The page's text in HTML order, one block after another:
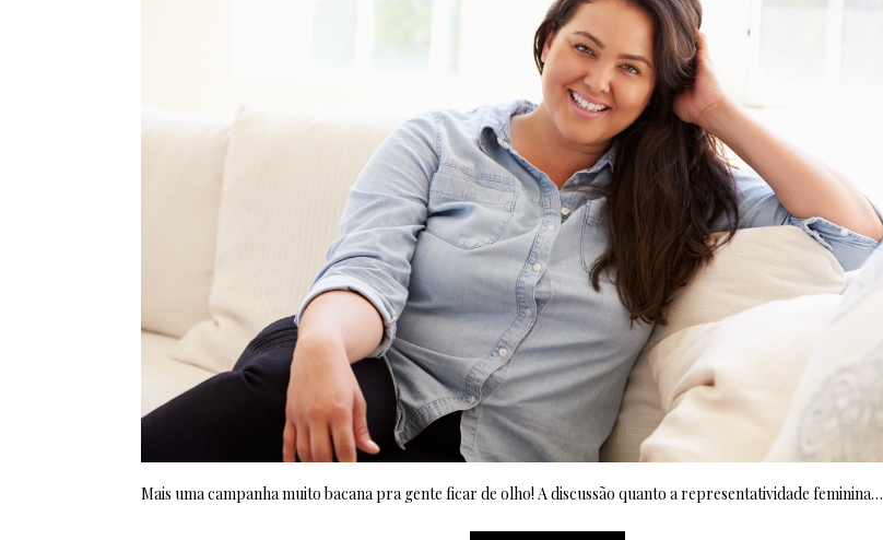
Mais uma campanha muito bacana pra gente ficar de olho! A discussão quanto a representatividade feminina…